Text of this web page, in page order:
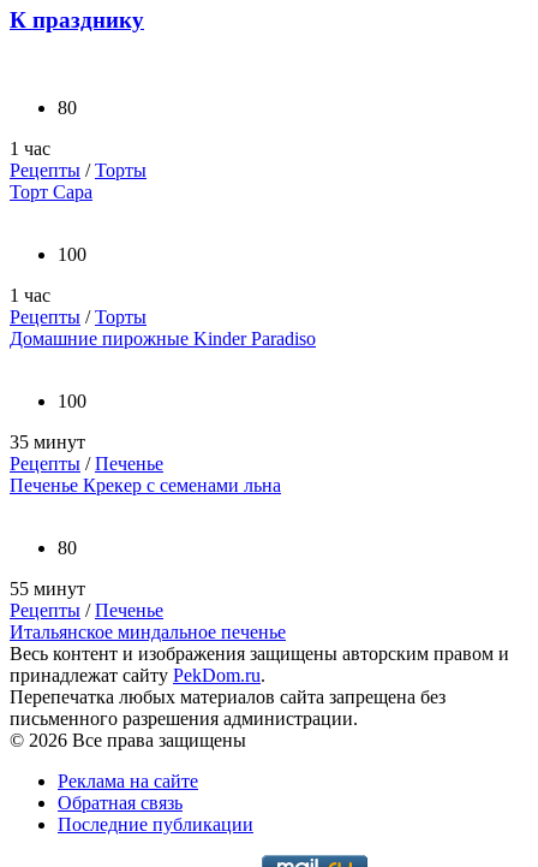
К празднику
80
1 час
Рецепты /Торты
Торт Сара
100
1 час
Рецепты /Торты
Домашние пирожные Kinder Paradiso
100
35 минут
Рецепты /Печенье
Печенье Крекер с семенами льна
80
55 минут
Рецепты /Печенье
Итальянское миндальное печенье
Весь контент и изображения защищены авторским правом и
принадлежат сайту PekDom.ru.
Перепечатка любых материалов сайта запрещена без
письменного разрешения администрации.
© 2026 Все права защищены
Реклама на сайте
Обратная связь
Последние публикации